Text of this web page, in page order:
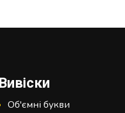
Вивіски
Об'ємні букви